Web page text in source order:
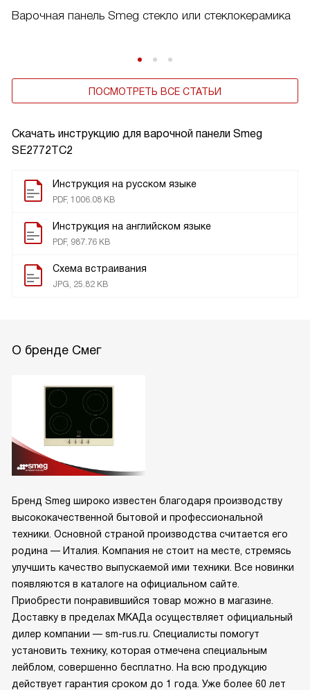
Скачать инструкцию для варочной панели Smeg
SE2772TC2
Инструкция на русском языке
PDF, 1006.08 KB
Инструкция на английском языке
PDF, 987.76 KB
Схема встраивания
JPG, 25.82 KB
Варочная панель Smeg стекло или стеклокерамика
ПОСМОТРЕТЬ ВСЕ СТАТЬИ
О бренде Смег
Бренд Smeg широко известен благодаря производству
высококачественной бытовой и профессиональной
техники. Основной страной производства считается его
родина — Италия. Компания не стоит на месте, стремясь
улучшить качество выпускаемой ими техники. Все новинки
появляются в каталоге на официальном сайте.
Приобрести понравившийся товар можно в магазине.
Доставку в пределах МКАДа осуществляет официальный
дилер компании — sm-rus.ru. Специалисты помогут
установить технику, которая отмечена специальным
лейблом, совершенно бесплатно. На всю продукцию
действует гарантия сроком до 1 года. Уже более 60 лет